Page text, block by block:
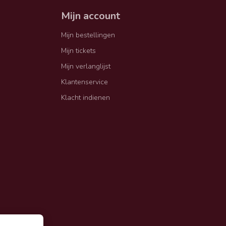
Mijn account
Mijn bestellingen
Mijn tickets
Mijn verlanglijst
Klantenservice
Klacht indienen